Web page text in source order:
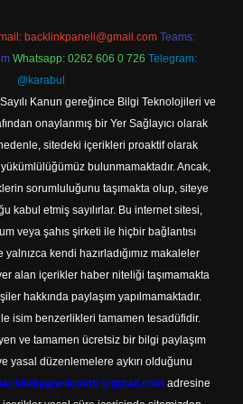
backlinkpaneli@gmail.com Teams:
Whatsapp: 0262 606 0 726 Telegram:
@karabul
Kanun gereğince Bilgi Teknolojileri ve
onaylanmış bir Yer Sağlayıcı olarak
sitedeki içerikleri proaktif olarak
bulunmamaktadır. Ancak,
sorumluluğunu taşımakta olup, siteye
kabul etmiş sayılırlar. Bu internet sitesi,
veya şahıs şirketi ile hiçbir bağlantısı
kendi hazırladığımız makaleler
alan içerikler haber niteliği taşımamakta
hakkında paylaşım yapılmamaktadır.
isim benzerlikleri tamamen tesadüfidir.
ve tamamen ücretsiz bir bilgi paylaşım
yasal düzenlemelere aykırı olduğunu
adresine